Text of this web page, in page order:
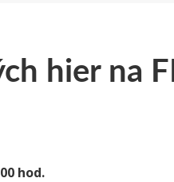
hier na
hod.